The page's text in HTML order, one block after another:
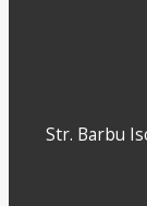
Str. Barbu